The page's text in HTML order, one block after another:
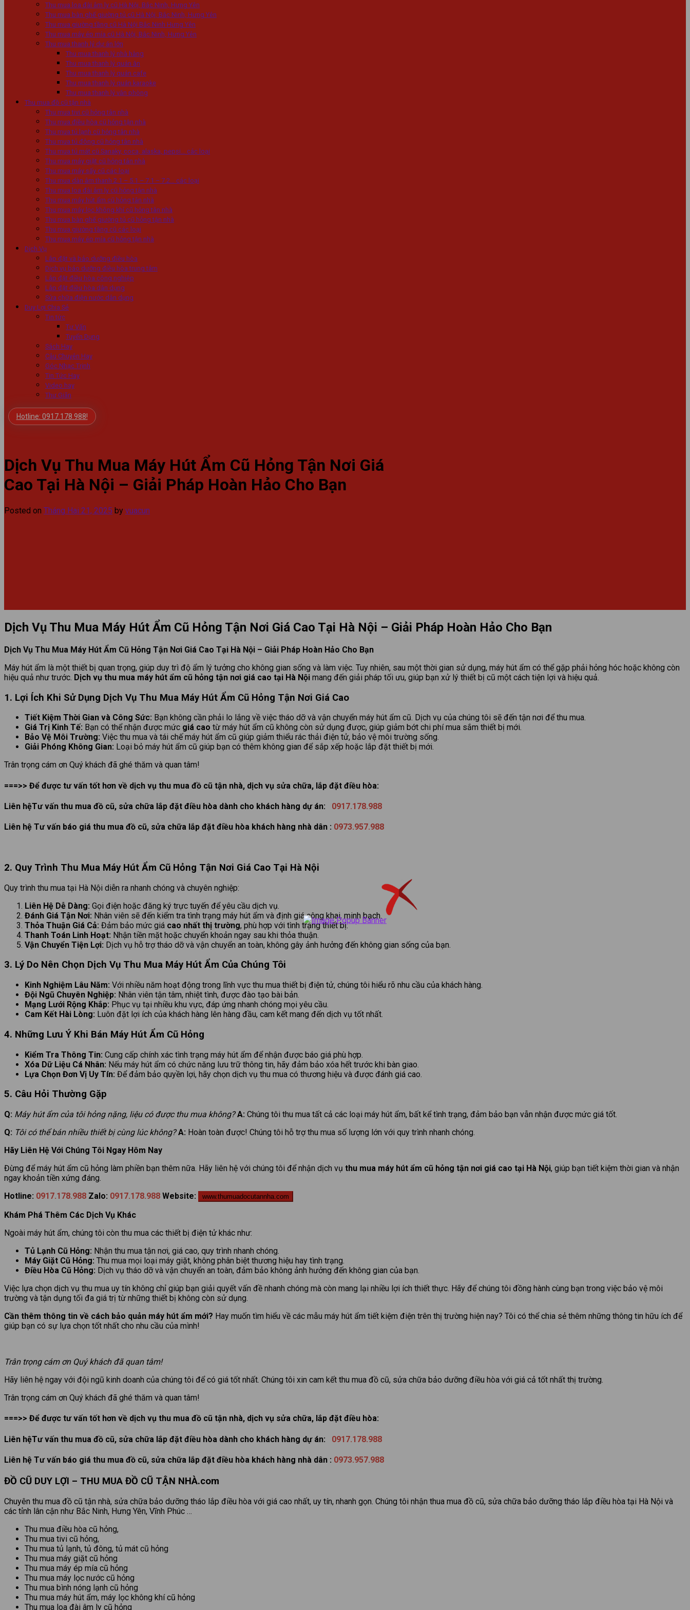
Thu mua loa đài âm ly cũ Hà Nội, Bắc Ninh, Hưng Yên
Thu mua bàn ghế giường tủ cũ Hà Nội, Bắc Ninh, Hưng Yên
Thu mua giường tầng cũ Hà Nội Bắc Ninh Hưng Yên
Thu mua máy ép mía cũ Hà Nội, Bắc Ninh, Hưng Yên
Thu mua thanh lý dự án lớn
Thu mua thanh lý nhà hàng
Thu mua thanh lý quán ăn
Thu mua thanh lý quán cafe
Thu mua thanh lý quán karaoke
Thu mua thanh lý văn phòng
Thu mua đồ cũ tận nhà
Thu mua tivi cũ hỏng tân nhà
Thu mua điều hòa cũ hỏng tận nhà
Thu mua tủ lạnh cũ hỏng tân nhà
Thu mua tủ đông cũ hỏng tân nhà
Thu mua tủ mát cũ Sanaky, coca, alaska, pepsi… các loại
Thu mua máy giặt cũ hỏng tân nhà
Thu mua máy sấy cũ các loại
Thu mua dàn âm thanh 2.1 – 5.1 – 7.1 – 7.2… các loại
Thu mua loa đài âm ly cũ hỏng tận nhà
Thu mua máy hút ẩm cũ hỏng tân nhà
Thu mua máy lọc không khí cũ hỏng tân nhà
Thu mua bàn ghế giường tủ cũ hỏng tận nhà
Thu mua giường tầng cũ các loại
Thu mua máy ép mía cũ hỏng tận nhà
Dịch Vụ
Lắp đặt và bảo dưỡng điều hòa
Dịch vụ bảo dưỡng điều hòa trung tâm
Lắp đặt điều hòa công nghiệp
Lắp đặt điều hòa dân dụng
Sửa chữa điện nước dân dụng
Duy Lợi Chia Sẻ
Tin tức
Tư Vấn
Tuyển Dụng
Sách Hay
Câu Chuyên Hay
Góc Nhạc Trịnh
Tin Tức Hay
Video hay
Thư Giãn
Hotline: 0917.178.988!
Dịch Vụ Thu Mua Máy Hút Ẩm Cũ Hỏng Tận Nơi Giá
Cao Tại Hà Nội – Giải Pháp Hoàn Hảo Cho Bạn
Posted on Tháng Hai 21, 2025 by vuacun
Dịch Vụ Thu Mua Máy Hút Ẩm Cũ Hỏng Tận Nơi Giá Cao Tại Hà Nội – Giải Pháp Hoàn Hảo Cho Bạn
Dịch Vụ Thu Mua Máy Hút Ẩm Cũ Hỏng Tận Nơi Giá Cao Tại Hà Nội – Giải Pháp Hoàn Hảo Cho Bạn
Máy hút ẩm là một thiết bị quan trọng, giúp duy trì độ ẩm lý tưởng cho không gian sống và làm việc. Tuy nhiên, sau một thời gian sử dụng, máy hút ẩm có thể gặp phải hỏng hóc hoặc không còn
hiệu quả như trước. Dịch vụ thu mua máy hút ẩm cũ hỏng tận nơi giá cao tại Hà Nội mang đến giải pháp tối ưu, giúp bạn xử lý thiết bị cũ một cách tiện lợi và hiệu quả.
1. Lợi Ích Khi Sử Dụng Dịch Vụ Thu Mua Máy Hút Ẩm Cũ Hỏng Tận Nơi Giá Cao
Tiết Kiệm Thời Gian và Công Sức: Bạn không cần phải lo lắng về việc tháo dỡ và vận chuyển máy hút ẩm cũ. Dịch vụ của chúng tôi sẽ đến tận nơi để thu mua.
Giá Trị Kinh Tế: Bạn có thể nhận được mức giá cao từ máy hút ẩm cũ không còn sử dụng được, giúp giảm bớt chi phí mua sắm thiết bị mới.
Bảo Vệ Môi Trường: Việc thu mua và tái chế máy hút ẩm cũ giúp giảm thiểu rác thải điện tử, bảo vệ môi trường sống.
Giải Phóng Không Gian: Loại bỏ máy hút ẩm cũ giúp bạn có thêm không gian để sắp xếp hoặc lắp đặt thiết bị mới.
Trân trọng cám ơn Quý khách đã ghé thăm và quan tâm!
===>> Để được tư vấn tốt hơn về dịch vụ thu mua đồ cũ tận nhà, dịch vụ sửa chữa, lắp đặt điều hòa:
Liên hệTư vấn thu mua đồ cũ, sửa chữa lắp đặt điều hòa dành cho khách hàng dự án: 0917.178.988
Liên hệ Tư vấn báo giá thu mua đồ cũ, sửa chữa lắp đặt điều hòa khách hàng nhà dân : 0973.957.988
2. Quy Trình Thu Mua Máy Hút Ẩm Cũ Hỏng Tận Nơi Giá Cao Tại Hà Nội
Quy trình thu mua tại Hà Nội diễn ra nhanh chóng và chuyên nghiệp:
Liên Hệ Dễ Dàng: Gọi điện hoặc đăng ký trực tuyến để yêu cầu dịch vụ.
Đánh Giá Tận Nơi: Nhân viên sẽ đến kiểm tra tình trạng máy hút ẩm và định giá công khai, minh bạch.
Thỏa Thuận Giá Cả: Đảm bảo mức giá cao nhất thị trường, phù hợp với tình trạng thiết bị.
Thanh Toán Linh Hoạt: Nhận tiền mặt hoặc chuyển khoản ngay sau khi thỏa thuận.
Vận Chuyển Tiện Lợi: Dịch vụ hỗ trợ tháo dỡ và vận chuyển an toàn, không gây ảnh hưởng đến không gian sống của bạn.
3. Lý Do Nên Chọn Dịch Vụ Thu Mua Máy Hút Ẩm Của Chúng Tôi
Kinh Nghiệm Lâu Năm: Với nhiều năm hoạt động trong lĩnh vực thu mua thiết bị điện tử, chúng tôi hiểu rõ nhu cầu của khách hàng.
Đội Ngũ Chuyên Nghiệp: Nhân viên tận tâm, nhiệt tình, được đào tạo bài bản.
Mạng Lưới Rộng Khắp: Phục vụ tại nhiều khu vực, đáp ứng nhanh chóng mọi yêu cầu.
Cam Kết Hài Lòng: Luôn đặt lợi ích của khách hàng lên hàng đầu, cam kết mang đến dịch vụ tốt nhất.
4. Những Lưu Ý Khi Bán Máy Hút Ẩm Cũ Hỏng
Kiểm Tra Thông Tin: Cung cấp chính xác tình trạng máy hút ẩm để nhận được báo giá phù hợp.
Xóa Dữ Liệu Cá Nhân: Nếu máy hút ẩm có chức năng lưu trữ thông tin, hãy đảm bảo xóa hết trước khi bàn giao.
Lựa Chọn Đơn Vị Uy Tín: Để đảm bảo quyền lợi, hãy chọn dịch vụ thu mua có thương hiệu và được đánh giá cao.
5. Câu Hỏi Thường Gặp
Q: Máy hút ẩm của tôi hỏng nặng, liệu có được thu mua không? A: Chúng tôi thu mua tất cả các loại máy hút ẩm, bất kể tình trạng, đảm bảo bạn vẫn nhận được mức giá tốt.
Q: Tôi có thể bán nhiều thiết bị cùng lúc không? A: Hoàn toàn được! Chúng tôi hỗ trợ thu mua số lượng lớn với quy trình nhanh chóng.
Hãy Liên Hệ Với Chúng Tôi Ngay Hôm Nay
Đừng để máy hút ẩm cũ hỏng làm phiền bạn thêm nữa. Hãy liên hệ với chúng tôi để nhận dịch vụ thu mua máy hút ẩm cũ hỏng tận nơi giá cao tại Hà Nội, giúp bạn tiết kiệm thời gian và nhận
ngay khoản tiền xứng đáng.
Hotline: 0917.178.988 Zalo: 0917.178.988 Website: www.thumuadocutannha.com
Khám Phá Thêm Các Dịch Vụ Khác
Ngoài máy hút ẩm, chúng tôi còn thu mua các thiết bị điện tử khác như:
Tủ Lạnh Cũ Hỏng: Nhận thu mua tận nơi, giá cao, quy trình nhanh chóng.
Máy Giặt Cũ Hỏng: Thu mua mọi loại máy giặt, không phân biệt thương hiệu hay tình trạng.
Điều Hòa Cũ Hỏng: Dịch vụ tháo dỡ và vận chuyển an toàn, đảm bảo không ảnh hưởng đến không gian của bạn.
Việc lựa chọn dịch vụ thu mua uy tín không chỉ giúp bạn giải quyết vấn đề nhanh chóng mà còn mang lại nhiều lợi ích thiết thực. Hãy để chúng tôi đồng hành cùng bạn trong việc bảo vệ môi
trường và tận dụng tối đa giá trị từ những thiết bị không còn sử dụng.
Cần thêm thông tin về cách bảo quản máy hút ẩm mới? Hay muốn tìm hiểu về các mẫu máy hút ẩm tiết kiệm điện trên thị trường hiện nay? Tôi có thể chia sẻ thêm những thông tin hữu ích để
giúp bạn có sự lựa chọn tốt nhất cho nhu cầu của mình!
Trân trọng cám ơn Quý khách đã quan tâm!
Hãy liên hệ ngay với đội ngũ kinh doanh của chúng tôi để có giá tốt nhất. Chúng tôi xin cam kết thu mua đồ cũ, sửa chữa bảo dưỡng điều hòa với giá cả tốt nhất thị trường.
Trân trọng cám ơn Quý khách đã ghé thăm và quan tâm!
===>> Để được tư vấn tốt hơn về dịch vụ thu mua đồ cũ tận nhà, dịch vụ sửa chữa, lắp đặt điều hòa:
Liên hệTư vấn thu mua đồ cũ, sửa chữa lắp đặt điều hòa dành cho khách hàng dự án: 0917.178.988
Liên hệ Tư vấn báo giá thu mua đồ cũ, sửa chữa lắp đặt điều hòa khách hàng nhà dân : 0973.957.988
ĐỒ CŨ DUY LỢI – THU MUA ĐỒ CŨ TẬN NHÀ.com
Chuyên thu mua đồ cũ tận nhà, sửa chữa bảo dưỡng tháo lắp điều hòa với giá cao nhất, uy tín, nhanh gọn. Chúng tôi nhận thua mua đồ cũ, sửa chữa bảo dưỡng tháo lắp điều hòa tại Hà Nội và
các tỉnh lân cận như Bắc Ninh, Hưng Yên, Vĩnh Phúc …
Thu mua điều hòa cũ hỏng,
Thu mua tivi cũ hỏng,
Thu mua tủ lạnh, tủ đông, tủ mát cũ hỏng
Thu mua máy giặt cũ hỏng
Thu mua máy ép mía cũ hỏng
Thu mua máy lọc nước cũ hỏng
Thu mua bình nóng lạnh cũ hỏng
Thu mua máy hút ẩm, máy lọc không khí cũ hỏng
Thu mua loa đài âm ly cũ hỏng